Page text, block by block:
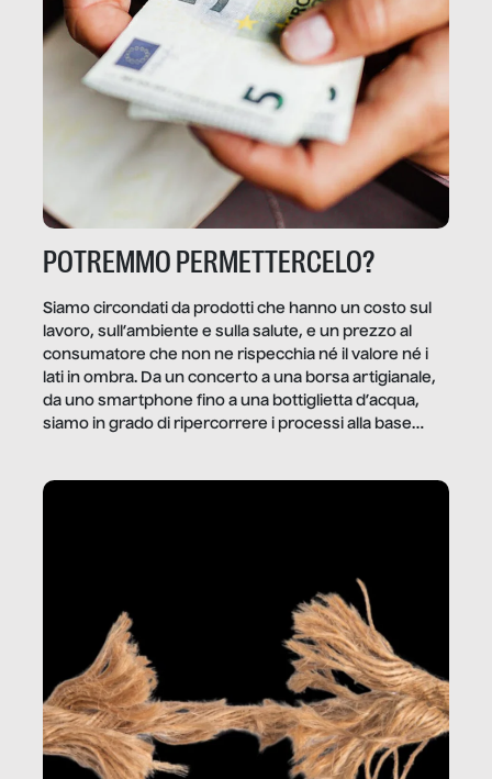
POTREMMO PERMETTERCELO?
Siamo circondati da prodotti che hanno un costo sul
lavoro, sull’ambiente e sulla salute, e un prezzo al
consumatore che non ne rispecchia né il valore né i
lati in ombra. Da un concerto a una borsa artigianale,
da uno smartphone fino a una bottiglietta d’acqua,
siamo in grado di ripercorrere i processi alla base
dietro gli oggetti e i servizi che fanno la nostra vita